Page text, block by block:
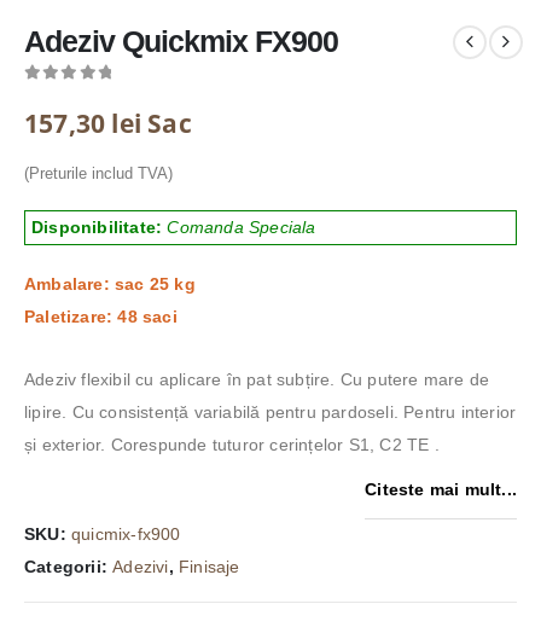
Adeziv Quickmix FX900
157,30 lei Sac
(Preturile includ TVA)
Disponibilitate:Comanda Speciala
Ambalare: sac 25 kg
Paletizare: 48 saci
Adeziv flexibil cu aplicare în pat subțire. Cu putere mare de
lipire. Cu consistență variabilă pentru pardoseli. Pentru interior
și exterior. Corespunde tuturor cerințelor S1, C2 TE .
Citeste mai mult...
SKU: quicmix-fx900
Categorii:Adezivi, Finisaje